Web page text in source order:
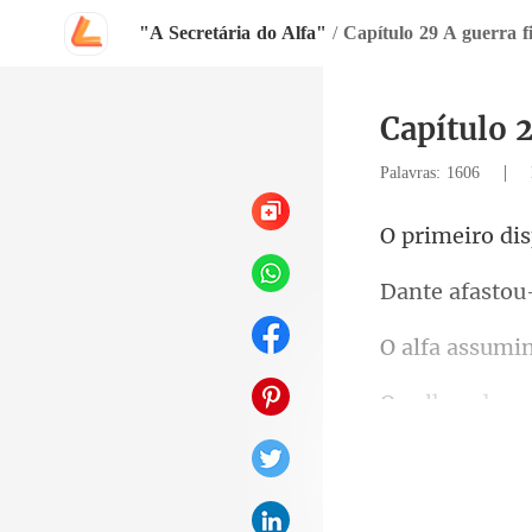
"A Secretária do Alfa" / Capítulo 29 A guerra
Capítulo
Palavras: 1606 |